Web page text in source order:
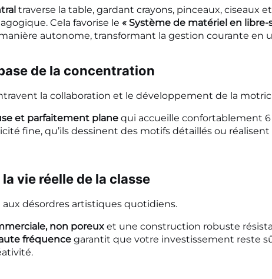
traverse la table, gardant crayons, pinceaux, ciseaux
Cela favorise le « Système de matériel en libre-
autonome, transformant la gestion courante en
de la concentration
la collaboration et le développement de la
et parfaitement plane qui accueille confortablement
fine, qu’ils dessinent des motifs détaillés ou
vie réelle de la classe
aux désordres artistiques quotidiens.
non poreux et une construction robuste
fréquence garantit que votre investissement reste